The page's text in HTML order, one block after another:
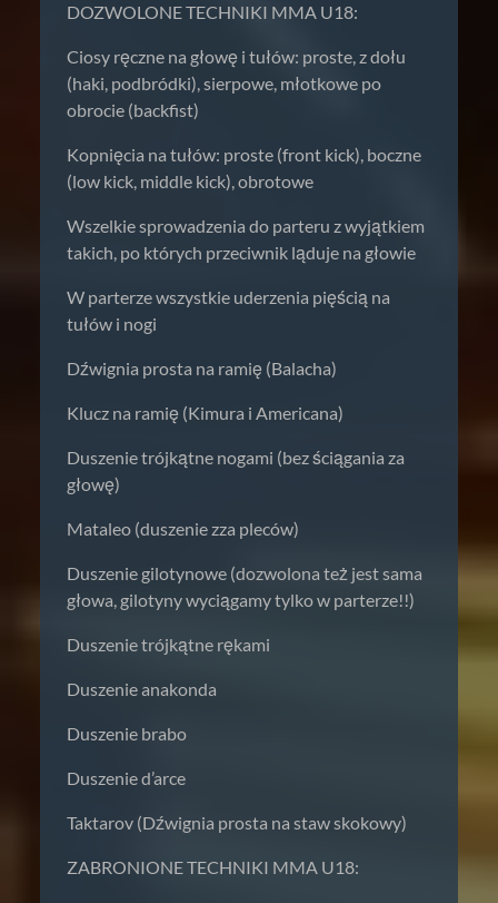
DOZWOLONE TECHNIKI MMA U18:
Ciosy ręczne na głowę i tułów: proste, z dołu
(haki, podbródki), sierpowe, młotkowe po
obrocie (backfist)
Kopnięcia na tułów: proste (front kick), boczne
(low kick, middle kick), obrotowe
Wszelkie sprowadzenia do parteru z wyjątkiem
takich, po których przeciwnik ląduje na głowie
W parterze wszystkie uderzenia pięścią na
tułów i nogi
Dźwignia prosta na ramię (Balacha)
Klucz na ramię (Kimura i Americana)
Duszenie trójkątne nogami (bez ściągania za
głowę)
Mataleo (duszenie zza pleców)
Duszenie gilotynowe (dozwolona też jest sama
głowa, gilotyny wyciągamy tylko w parterze!!)
Duszenie trójkątne rękami
Duszenie anakonda
Duszenie brabo
Duszenie d’arce
Taktarov (Dźwignia prosta na staw skokowy)
ZABRONIONE TECHNIKI MMA U18: